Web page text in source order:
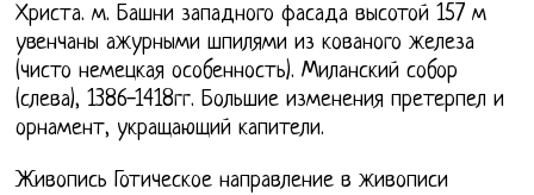
Христа. м. Башни западного фасада высотой 157 м
увенчаны ажурными шпилями из кованого железа
(чисто немецкая особенность). Миланский собор
(слева), 1386-1418гг. Большие изменения претерпел и
орнамент, укращающий капители.
Живопись Готическое направление в живописи